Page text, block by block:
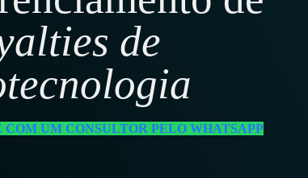
de
COM UM CONSULTOR PELO WHATSAPP